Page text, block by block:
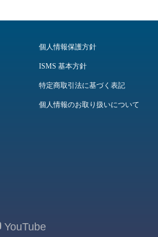
個人情報保護方針
ISMS 基本方針
特定商取引法に基づく表記
個人情報のお取り扱いについて
YouTube